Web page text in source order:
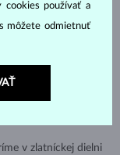
v zlatníckej dielni
cookies používať a
môžete odmietnuť